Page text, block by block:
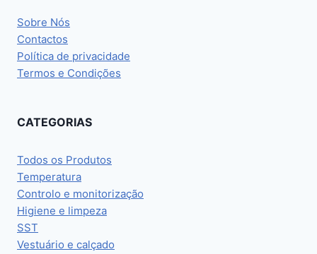
Sobre Nós
Contactos
Política de privacidade
Termos e Condições
CATEGORIAS
Todos os Produtos
Temperatura
Controlo e monitorização
Higiene e limpeza
SST
Vestuário e calçado